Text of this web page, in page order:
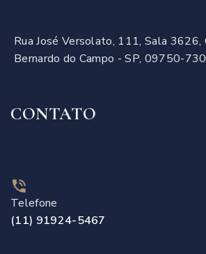
Rua José Versolato, 111, Sala 3626,
Bernardo do Campo - SP, 09750-730
CONTATO
Telefone
(11) 91924-5467